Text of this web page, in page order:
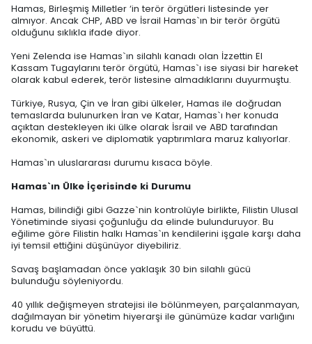
Hamas, Birleşmiş Milletler ‘in terör örgütleri listesinde yer
almıyor. Ancak CHP, ABD ve İsrail Hamas`ın bir terör örgütü
olduğunu sıklıkla ifade diyor.
Yeni Zelenda ise Hamas`ın silahlı kanadı olan İzzettin El
Kassam Tugaylarını terör örgütü, Hamas`ı ise siyasi bir hareket
olarak kabul ederek, terör listesine almadıklarını duyurmuştu.
Türkiye, Rusya, Çin ve İran gibi ülkeler, Hamas ile doğrudan
temaslarda bulunurken İran ve Katar, Hamas`ı her konuda
açıktan destekleyen iki ülke olarak İsrail ve ABD tarafından
ekonomik, askeri ve diplomatik yaptırımlara maruz kalıyorlar.
Hamas`ın uluslararası durumu kısaca böyle.
Hamas`ın Ülke İçerisinde ki Durumu
Hamas, bilindiği gibi Gazze`nin kontrolüyle birlikte, Filistin Ulusal
Yönetiminde siyasi çoğunluğu da elinde bulunduruyor. Bu
eğilime göre Filistin halkı Hamas`ın kendilerini işgale karşı daha
iyi temsil ettiğini düşünüyor diyebiliriz.
Savaş başlamadan önce yaklaşık 30 bin silahlı gücü
bulunduğu söyleniyordu.
40 yıllık değişmeyen stratejisi ile bölünmeyen, parçalanmayan,
dağılmayan bir yönetim hiyerarşi ile günümüze kadar varlığını
korudu ve büyüttü.